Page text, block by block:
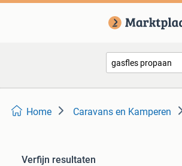
Home Caravans en Kamperen
Verfijn resultaten